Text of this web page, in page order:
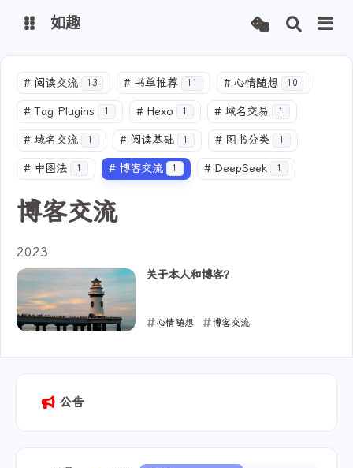
首页 博客（线路一）
博客（线路二） 博客（线路三）
安知鱼主题
如趣
# 阅读交流 13 # 书单推荐 11 # 心情随想 10
# Tag Plugins 1 # Hexo 1 # 域名交易 1
# 域名交流 1 # 阅读基础 1 # 图书分类 1
# 中图法 1 # 博客交流 1 # DeepSeek 1
博客交流
2023
关于本人和博客？
心情随想 博客交流
公告